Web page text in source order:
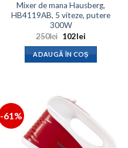
Mixer de mana Hausberg,
HB4119AB, 5 viteze, putere
300W
250lei Prețul
a
fost:
250lei.
102leiPrețul
este:
102lei.
ADAUGĂ ÎN COȘ
-61%